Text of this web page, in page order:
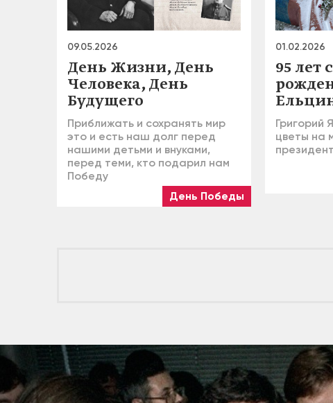
09.05.2026
День Жизни, День
Человека, День
Будущего
Приближать и сохранять мир
это и есть наш долг перед
нашими детьми и внуками,
перед теми, кто подарил нам
Победу
День Победы
01.02.2026
95 лет
Григорий
цветы на